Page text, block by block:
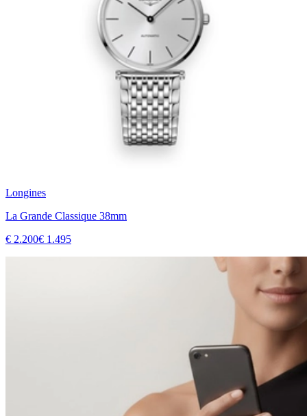
Longines
La Grande Classique 38mm
€ 2.200€ 1.495